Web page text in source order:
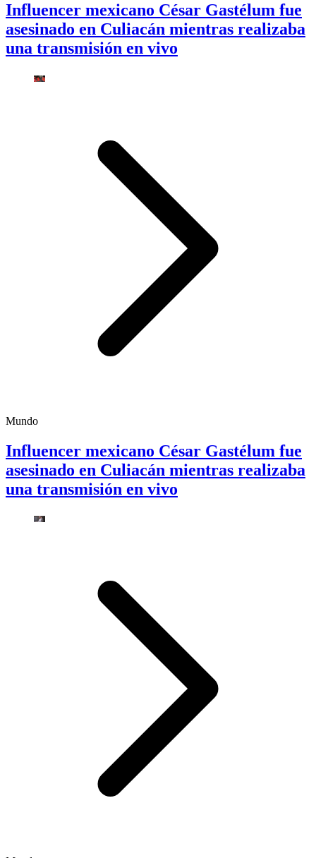
Influencer mexicano César Gastélum fue
asesinado en Culiacán mientras realizaba
una transmisión en vivo
Mundo
Influencer mexicano César Gastélum fue
asesinado en Culiacán mientras realizaba
una transmisión en vivo